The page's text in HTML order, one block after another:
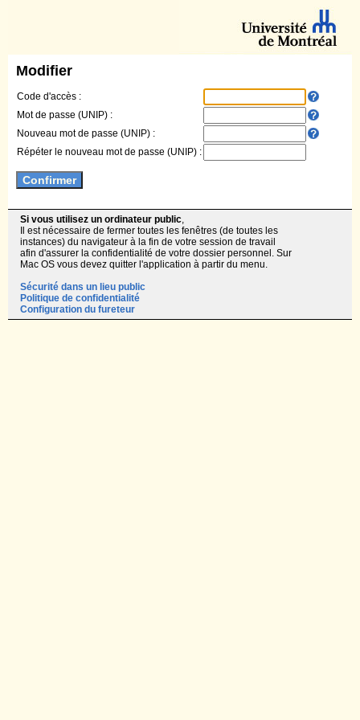
Modifier
Code d'accès :
Mot de passe (UNIP) :
Nouveau mot de passe (UNIP) :
Répéter le nouveau mot de passe (UNIP) :
Si vous utilisez un ordinateur public,
Il est nécessaire de fermer toutes les fenêtres (de toutes les
instances) du navigateur à la fin de votre session de travail
afin d'assurer la confidentialité de votre dossier personnel. Sur
Mac OS vous devez quitter l'application à partir du menu.
Sécurité dans un lieu public
Politique de confidentialité
Configuration du fureteur